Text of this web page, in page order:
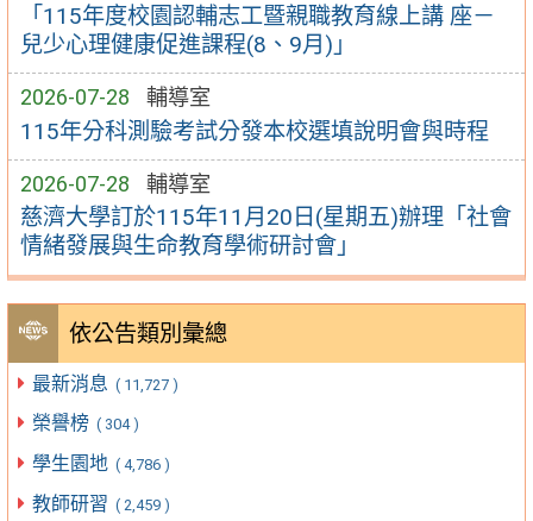
「115年度校園認輔志工暨親職教育線上講 座－
兒少心理健康促進課程(8、9月)」
2026-07-28 輔導室
115年分科測驗考試分發本校選填說明會與時程
2026-07-28 輔導室
慈濟大學訂於115年11月20日(星期五)辦理「社會
情緒發展與生命教育學術研討會」
依公告類別彙總
最新消息 ( 11,727 )
榮譽榜 ( 304 )
學生園地 ( 4,786 )
教師研習 ( 2,459 )